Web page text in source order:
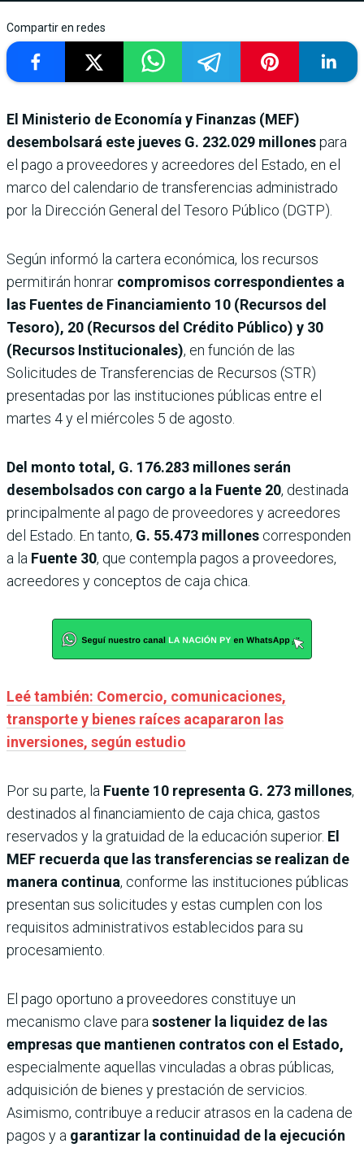
Compartir en redes
El Ministerio de Economía y Finanzas (MEF)
desembolsará este jueves G. 232.029 millonespara
el pago a proveedores y acreedores del Estado, en el
marco del calendario de transferencias administrado
por la Dirección General del Tesoro Público (DGTP).
Según informó la cartera económica, los recursos
permitirán honrar compromisos correspondientes a
las Fuentes de Financiamiento 10 (Recursos del
Tesoro), 20 (Recursos del Crédito Público) y 30
(Recursos Institucionales), en función de las
Solicitudes de Transferencias de Recursos (STR)
presentadas por las instituciones públicas entre el
martes 4 y el miércoles 5 de agosto.
Del monto total, G. 176.283 millones serán
desembolsados con cargo a la Fuente 20, destinada
principalmente al pago de proveedores y acreedores
del Estado. En tanto, G. 55.473 millones corresponden
a la Fuente 30, que contempla pagos a proveedores,
acreedores y conceptos de caja chica.
Leé también: Comercio, comunicaciones,
transporte y bienes raíces acapararon las
inversiones, según estudio
Por su parte, la Fuente 10 representa G. 273 millones,
destinados al financiamiento de caja chica, gastos
reservados y la gratuidad de la educación superior. El
MEF recuerda que las transferencias se realizan de
manera continua, conforme las instituciones públicas
presentan sus solicitudes y estas cumplen con los
requisitos administrativos establecidos para su
procesamiento.
El pago oportuno a proveedores constituye un
mecanismo clave para sostener la liquidez de las
empresas que mantienen contratos con el Estado,
especialmente aquellas vinculadas a obras públicas,
adquisición de bienes y prestación de servicios.
Asimismo, contribuye a reducir atrasos en la cadena de
pagos y a garantizar la continuidad de la ejecución